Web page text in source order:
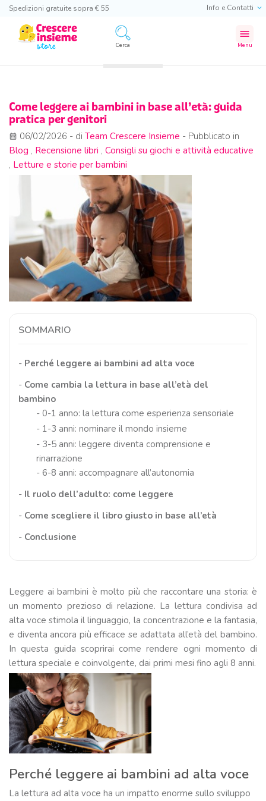
Info e Contatti
Spedizioni gratuite sopra € 55
Cerca
menu
Menu
Come leggere ai bambini in base all’età: guida
pratica per genitori
calendar_month 06/02/2026 - di Team Crescere Insieme - Pubblicato in
Blog , Recensione libri , Consigli su giochi e attività educative
, Letture e storie per bambini
SOMMARIO
- Perché leggere ai bambini ad alta voce
- Come cambia la lettura in base all’età del
bambino
- 0-1 anno: la lettura come esperienza sensoriale
- 1-3 anni: nominare il mondo insieme
- 3-5 anni: leggere diventa comprensione e
rinarrazione
- 6-8 anni: accompagnare all’autonomia
- Il ruolo dell’adulto: come leggere
- Come scegliere il libro giusto in base all’età
- Conclusione
Leggere ai bambini è molto più che raccontare una storia: è
un momento prezioso di relazione. La lettura condivisa ad
alta voce stimola il linguaggio, la concentrazione e la fantasia,
e diventa ancora più efficace se adattata all’età del bambino.
In questa guida scoprirai come rendere ogni momento di
lettura speciale e coinvolgente, dai primi mesi fino agli 8 anni.
Perché leggere ai bambini ad alta voce
La lettura ad alta voce ha un impatto enorme sullo sviluppo